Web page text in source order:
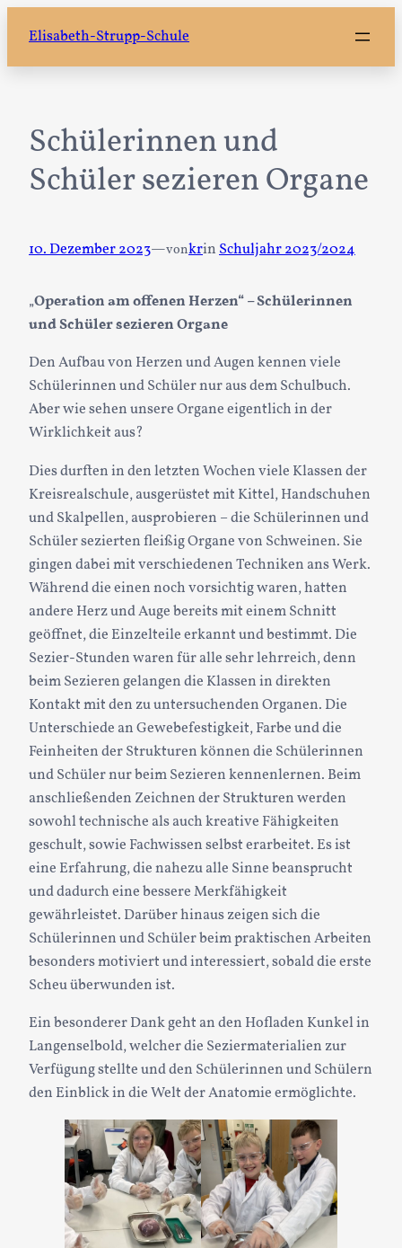
Inhalt
springen
Elisabeth-Strupp-Schule
Schülerinnen und
Schüler sezieren Organe
10. Dezember 2023—vonkrin Schuljahr 2023/2024
„Operation am offenen Herzen“ – Schülerinnen
und Schüler sezieren Organe
Den Aufbau von Herzen und Augen kennen viele
Schülerinnen und Schüler nur aus dem Schulbuch.
Aber wie sehen unsere Organe eigentlich in der
Wirklichkeit aus?
Dies durften in den letzten Wochen viele Klassen der
Kreisrealschule, ausgerüstet mit Kittel, Handschuhen
und Skalpellen, ausprobieren – die Schülerinnen und
Schüler sezierten fleißig Organe von Schweinen. Sie
gingen dabei mit verschiedenen Techniken ans Werk.
Während die einen noch vorsichtig waren, hatten
andere Herz und Auge bereits mit einem Schnitt
geöffnet, die Einzelteile erkannt und bestimmt. Die
Sezier-Stunden waren für alle sehr lehrreich, denn
beim Sezieren gelangen die Klassen in direkten
Kontakt mit den zu untersuchenden Organen. Die
Unterschiede an Gewebefestigkeit, Farbe und die
Feinheiten der Strukturen können die Schülerinnen
und Schüler nur beim Sezieren kennenlernen. Beim
anschließenden Zeichnen der Strukturen werden
sowohl technische als auch kreative Fähigkeiten
geschult, sowie Fachwissen selbst erarbeitet. Es ist
eine Erfahrung, die nahezu alle Sinne beansprucht
und dadurch eine bessere Merkfähigkeit
gewährleistet. Darüber hinaus zeigen sich die
Schülerinnen und Schüler beim praktischen Arbeiten
besonders motiviert und interessiert, sobald die erste
Scheu überwunden ist.
Ein besonderer Dank geht an den Hofladen Kunkel in
Langenselbold, welcher die Seziermaterialien zur
Verfügung stellte und den Schülerinnen und Schülern
den Einblick in die Welt der Anatomie ermöglichte.